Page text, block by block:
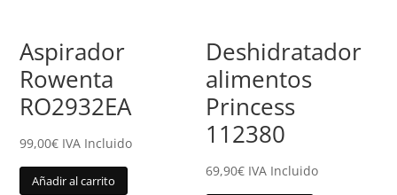
Aspirador
Rowenta
RO2932EA
99,00€ IVA Incluido
Añadir al carrito
Deshidratador
alimentos
Princess
112380
69,90€ IVA Incluido